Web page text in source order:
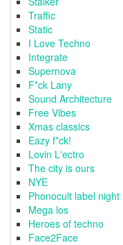
Traffic
Static
I Love Techno
Integrate
Supernova
F*ck Lany
Sound Architecture
Free Vibes
Xmas classics
Eazy f*ck!
Lovin L'ectro
The city is ours
NYE
Phonocult label night
Mega los
Heroes of techno
Face2Face